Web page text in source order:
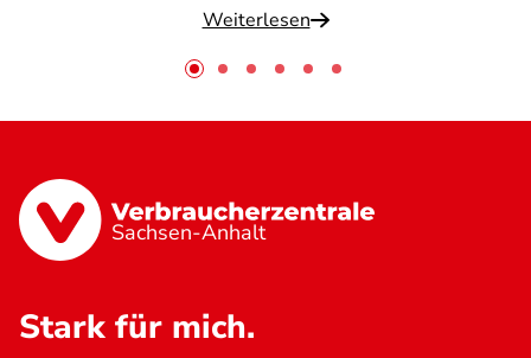
Weiterlesen
Sachsen-Anhalt
Stark für mich.